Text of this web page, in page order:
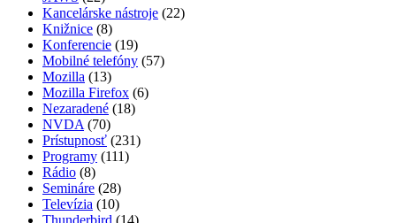
Kancelárske nástroje (22)
Knižnice (8)
Konferencie (19)
Mobilné telefóny (57)
Mozilla (13)
Mozilla Firefox (6)
Nezaradené (18)
NVDA (70)
Prístupnosť (231)
Programy (111)
Rádio (8)
Semináre (28)
Televízia (10)
Thunderbird (14)